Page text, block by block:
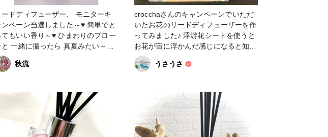
ードディフューザー、 モニターキ
ペーン当選しました～♥️ 簡単でと
もいい香り～♥️ ひまわりのブロー
と 一緒に撮ったら 真夏みたい～☀️
2弾ハンドメイド応援企画 #ホビー
ョー残念企画 #どこでもホビーショ
秋流
crocchaさんのキャンペーンでいただ
いたお花のリードディフューザーを作
ってみました♪ 浮游花シートを使うと
お花が宙に浮かんだ感じになると知っ
て早速挑戦！そして激しく後悔！！
シートが大きすぎて瓶に入れる時にと
透明感が出て優しい香りが広がります
♪ みなさんの作ったリードディフュー
ザーがどれも素敵で、拝見していて楽
しいです。今回のお花はブルー、イエ
うさうさ